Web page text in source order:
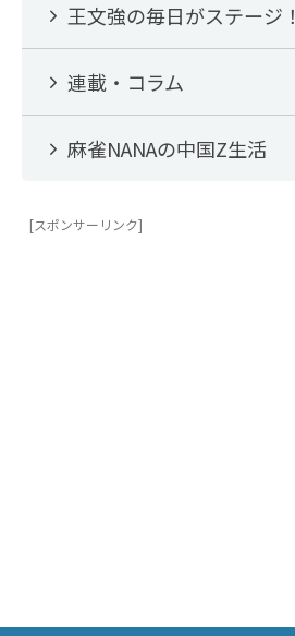
王文強の毎日がステージ！
連載・コラム
麻雀NANAの中国Z生活
[スポンサーリンク]